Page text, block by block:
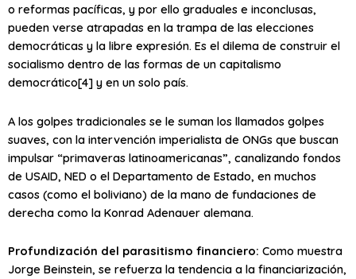
o reformas pacíficas, y por ello graduales e inconclusas,
pueden verse atrapadas en la trampa de las elecciones
democráticas y la libre expresión. Es el dilema de construir el
socialismo dentro de las formas de un capitalismo
democrático[4] y en un solo país.
A los golpes tradicionales se le suman los llamados golpes
suaves, con la intervención imperialista de ONGs que buscan
impulsar “primaveras latinoamericanas”, canalizando fondos
de USAID, NED o el Departamento de Estado, en muchos
casos (como el boliviano) de la mano de fundaciones de
derecha como la Konrad Adenauer alemana.
Profundización del parasitismo financiero: Como muestra
Jorge Beinstein, se refuerza la tendencia a la financiarización,